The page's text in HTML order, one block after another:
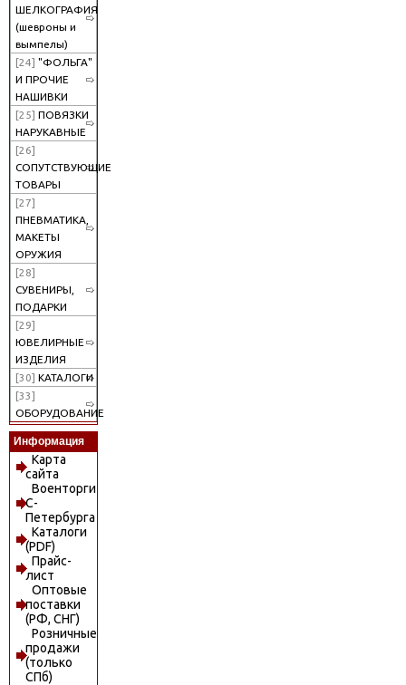
ШЕЛКОГРАФИЯ
(шевроны и
вымпелы)
[24] "ФОЛЬГА"
И ПРОЧИЕ
НАШИВКИ
[25] ПОВЯЗКИ
НАРУКАВНЫЕ
[26]
СОПУТСТВУЮЩИЕ
ТОВАРЫ
[27]
ПНЕВМАТИКА,
МАКЕТЫ
ОРУЖИЯ
[28]
СУВЕНИРЫ,
ПОДАРКИ
[29]
ЮВЕЛИРНЫЕ
ИЗДЕЛИЯ
[30] КАТАЛОГИ
[33]
ОБОРУДОВАНИЕ
Информация
Карта
сайта
Военторги
С-
Петербурга
Каталоги
(PDF)
Прайс-
лист
Оптовые
поставки
(РФ, СНГ)
Розничные
продажи
(только
СПб)